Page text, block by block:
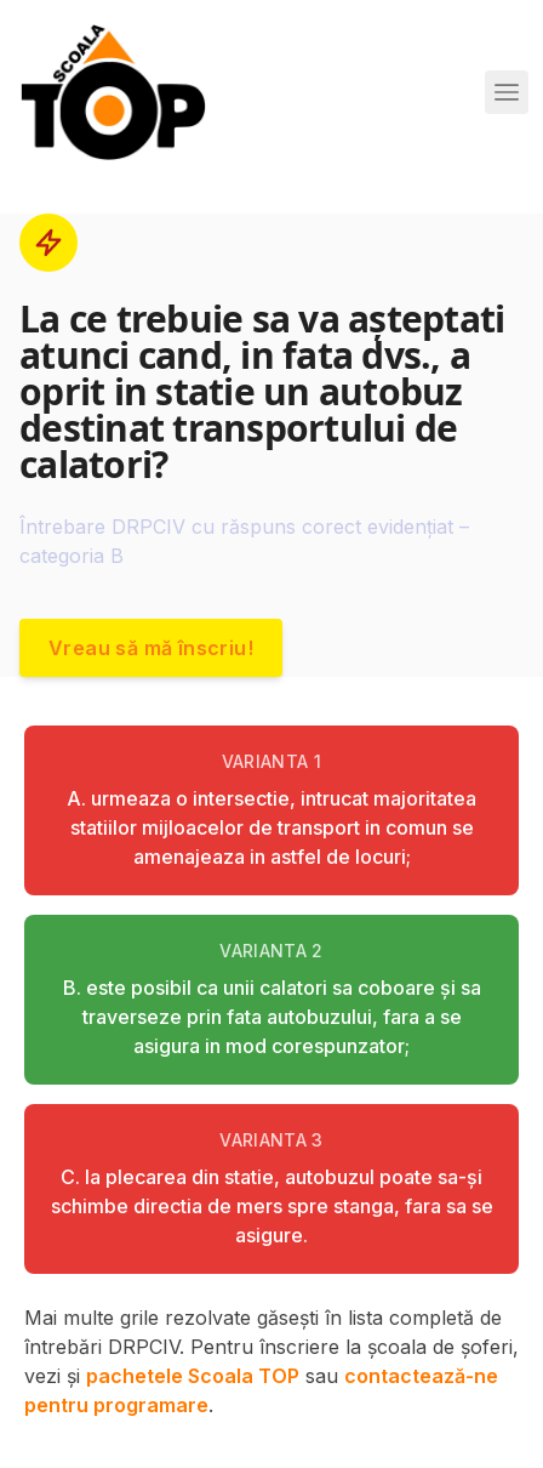
Scoala de Soferi TOP navigation
La ce trebuie sa va aşteptati
atunci cand, in fata dvs., a
oprit in statie un autobuz
destinat transportului de
calatori?
Întrebare DRPCIV cu răspuns corect evidențiat –
categoria B
Vreau să mă înscriu!
VARIANTA 1
A. urmeaza o intersectie, intrucat majoritatea
statiilor mijloacelor de transport in comun se
amenajeaza in astfel de locuri;
VARIANTA 2
B. este posibil ca unii calatori sa coboare şi sa
traverseze prin fata autobuzului, fara a se
asigura in mod corespunzator;
VARIANTA3
C. la plecarea din statie, autobuzul poate sa-şi
schimbe directia de mers spre stanga, fara sa se
asigure.
Mai multe grile rezolvate găsești în lista completă de
întrebări DRPCIV. Pentru înscriere la școala de șoferi,
vezi și pachetele Scoala TOP sau contactează-ne
pentru programare.